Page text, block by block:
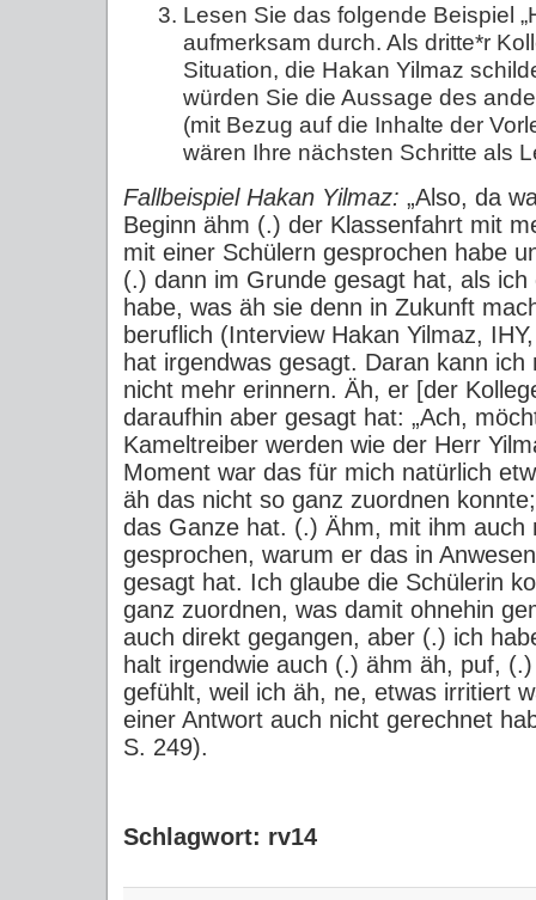
Lesen Sie das folgende Beispiel
aufmerksam durch. Als dritte*r
Situation, die Hakan Yilmaz
würden Sie die Aussage des
(mit Bezug auf die Inhalte der
wären Ihre nächsten Schritte als
Fallbeispiel Hakan Yilmaz: „Also, da
Beginn ähm (.) der Klassenfahrt mit
mit einer Schülern gesprochen habe
(.) dann im Grunde gesagt hat, als
habe, was äh sie denn in Zukunft
beruflich (Interview Hakan Yilmaz,
hat irgendwas gesagt. Daran kann
nicht mehr erinnern. Äh, er [der
daraufhin aber gesagt hat: „Ach,
Kameltreiber werden wie der Herr
Moment war das für mich natürlich
äh das nicht so ganz zuordnen
das Ganze hat. (.) Ähm, mit ihm auch
gesprochen, warum er das in
gesagt hat. Ich glaube die Schülerin
ganz zuordnen, was damit ohnehin
auch direkt gegangen, aber (.) ich
halt irgendwie auch (.) ähm äh, puf,
gefühlt, weil ich äh, ne, etwas irritiert
einer Antwort auch nicht gerechnet
S. 249).
Schlagwort: rv14